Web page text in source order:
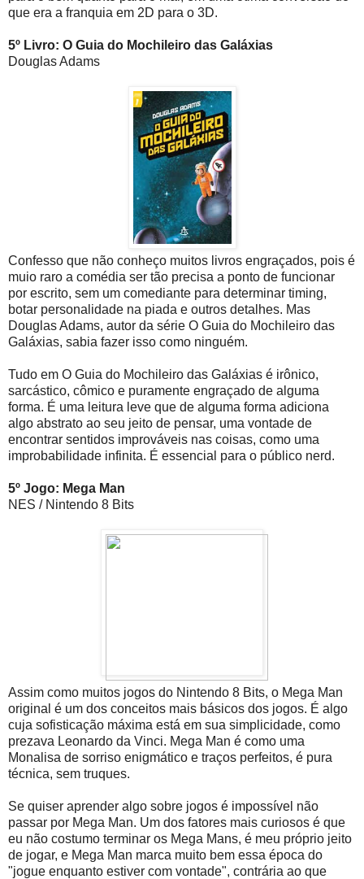
que era a franquia em 2D para o 3D.
5º Livro: O Guia do Mochileiro das Galáxias
Douglas Adams
Confesso que não conheço muitos livros engraçados, pois é
muio raro a comédia ser tão precisa a ponto de funcionar
por escrito, sem um comediante para determinar timing,
botar personalidade na piada e outros detalhes. Mas
Douglas Adams, autor da série O Guia do Mochileiro das
Galáxias, sabia fazer isso como ninguém.
Tudo em O Guia do Mochileiro das Galáxias é irônico,
sarcástico, cômico e puramente engraçado de alguma
forma. É uma leitura leve que de alguma forma adiciona
algo abstrato ao seu jeito de pensar, uma vontade de
encontrar sentidos improváveis nas coisas, como uma
improbabilidade infinita. É essencial para o público nerd.
5º Jogo: Mega Man
NES / Nintendo 8 Bits
Assim como muitos jogos do Nintendo 8 Bits, o Mega Man
original é um dos conceitos mais básicos dos jogos. É algo
cuja sofisticação máxima está em sua simplicidade, como
prezava Leonardo da Vinci. Mega Man é como uma
Monalisa de sorriso enigmático e traços perfeitos, é pura
técnica, sem truques.
Se quiser aprender algo sobre jogos é impossível não
passar por Mega Man. Um dos fatores mais curiosos é que
eu não costumo terminar os Mega Mans, é meu próprio jeito
de jogar, e Mega Man marca muito bem essa época do
"jogue enquanto estiver com vontade", contrária ao que